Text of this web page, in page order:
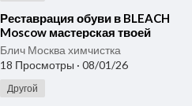
⁣Реставрация обуви в BLEACH
Moscow мастерская твоей
мечты для любимой пары
Блич Москва химчистка
18 Просмотры · 08/01/26
Другой